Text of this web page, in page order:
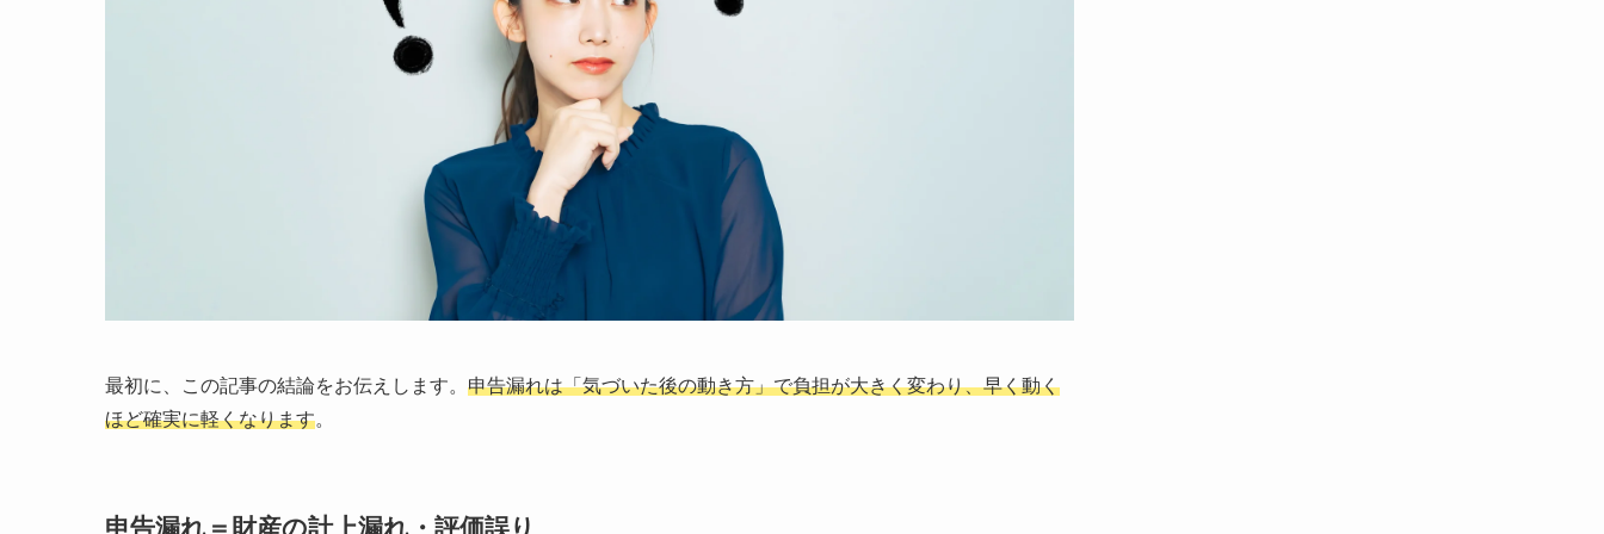
最初に、この記事の結論をお伝えします。 申告漏れは「気づいた後の動き方」で負担が大きく変わり、早く動く
ほど確実に軽くなります。
申告漏れ＝財産の計上漏れ・評価誤り